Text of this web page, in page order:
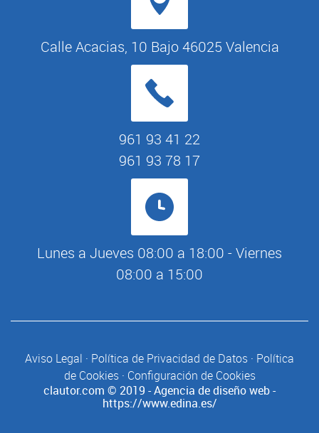
Calle Acacias, 10 Bajo 46025 Valencia
961 93 41 22
961 93 78 17
Lunes a Jueves 08:00 a 18:00 - Viernes
08:00 a 15:00
Aviso Legal · Política de Privacidad de Datos · Política
de Cookies· Configuración de Cookies
clautor.com © 2019 - Agencia de diseño web -
https://www.edina.es/